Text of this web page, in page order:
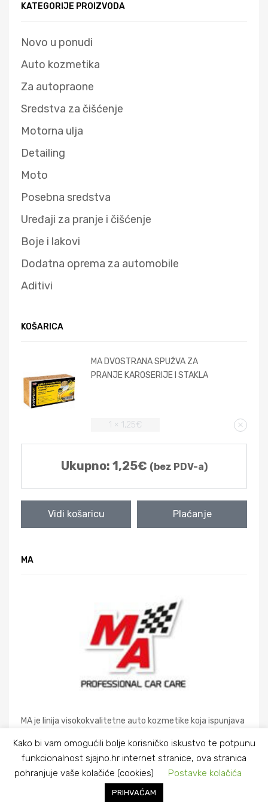
KATEGORIJE PROIZVODA
Novo u ponudi
Auto kozmetika
Za autopraone
Sredstva za čišćenje
Motorna ulja
Detailing
Moto
Posebna sredstva
Uređaji za pranje i čišćenje
Boje i lakovi
Dodatna oprema za automobile
Aditivi
KOŠARICA
MA DVOSTRANA SPUŽVA ZA
PRANJE KAROSERIJE I STAKLA
1 × 1,25€
Ukupno: 1,25€ (bez PDV-a)
Vidi košaricu Plaćanje
MA
MA je linija visokokvalitetne auto kozmetike koja ispunjava
proizvoda koji su dizajnirani i proizvedeni u skladu s
preferencijama potrošača. Linija se sastoji od potrebnih
proizvoda za svakog vozača koji brine o svom automobilu.
Kvaliteta MA linije neprestano se potvrđuje testovima
proizvoda u najčitanijim časopisima.
Kako bi vam omogućili bolje korisničko iskustvo te potpunu
funkcionalnost sjajno.hr internet stranice, ova stranica
pohranjuje vaše kolačiće (cookies)
Postavke kolačića
PRIHVAĆAM